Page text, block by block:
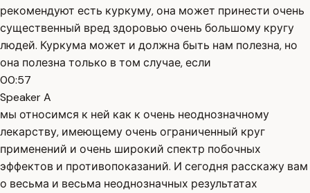
рекомендуют есть куркуму, она может принести очень
существенный вред здоровью очень большому кругу
людей. Куркума может и должна быть нам полезна, но
она полезна только в том случае, если
00:57
Speaker A
мы относимся к ней как к очень неоднозначному
лекарству, имеющему очень ограниченный круг
применений и очень широкий спектр побочных
эффектов и противопоказаний. И сегодня расскажу вам
о весьма и весьма неоднозначных результатах